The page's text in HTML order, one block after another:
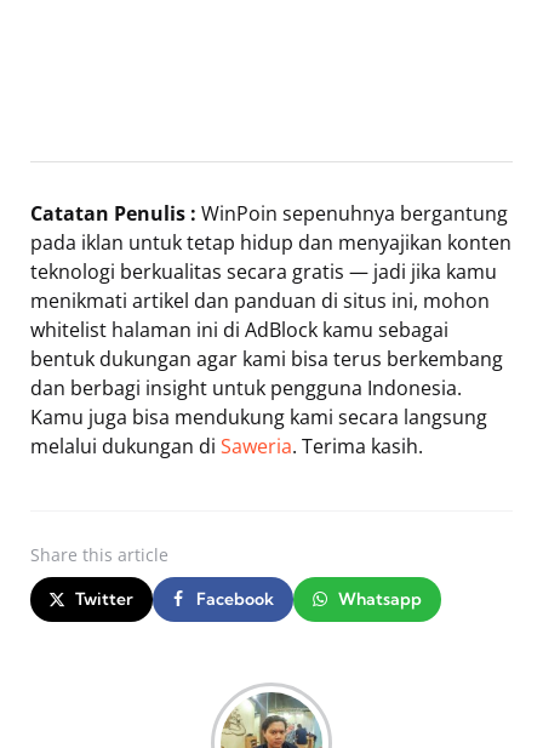
Catatan Penulis : WinPoin sepenuhnya bergantung
pada iklan untuk tetap hidup dan menyajikan konten
teknologi berkualitas secara gratis — jadi jika kamu
menikmati artikel dan panduan di situs ini, mohon
whitelist halaman ini di AdBlock kamu sebagai
bentuk dukungan agar kami bisa terus berkembang
dan berbagi insight untuk pengguna Indonesia.
Kamu juga bisa mendukung kami secara langsung
melalui dukungan di Saweria. Terima kasih.
Share this article
Twitter Facebook Whatsapp